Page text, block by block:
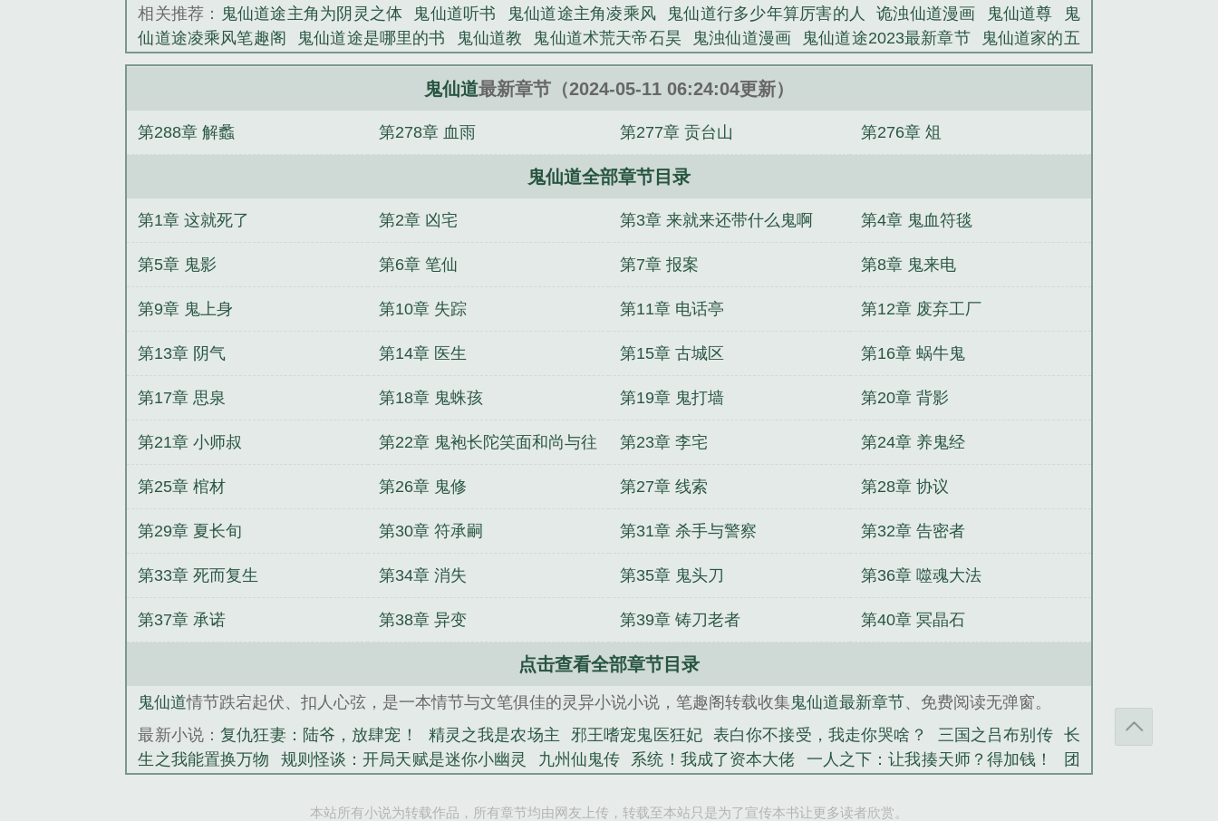
相关推荐： 鬼仙道途主角为阴灵之体 鬼仙道听书 鬼仙道途主角凌乘风 鬼仙道行多少年算厉害的人 诡浊仙道漫画 鬼仙道尊
鬼
仙道途凌乘风笔趣阁
鬼仙道途是哪里的书 鬼仙道教 鬼仙道术荒天帝石昊 鬼浊仙道漫画 鬼仙道途2023最新章节
鬼仙道家的五
仙体系 鬼仙道途沙雕动画 鬼仙道人 鬼仙道途主角为凌 鬼仙道途动画 鬼仙道行等级划分详细及内容介绍 而未脱肉身 鬼仙道途
鬼仙道途动漫全集 鬼仙道途凌乘风 鬼仙道成 鬼仙道途 主角凌乘枫
幽灵 表白你不接受，我走你哭啥？ 云轩柳芊芊 诡界大老板 师弟，求你，弄死我！ 复仇狂妻：陆爷，放肆宠！
港片：刚成坐馆，手下全是卧底？
鬼仙道最新章节（2024-05-11 06:24:04更新）
第288章 解蠡 第278章 血雨 第277章 贡台山 第276章 俎
鬼仙道全部章节目录
第1章 这就死了 第2章 凶宅 第3章 来就来还带什么鬼啊 第4章 鬼血符毯
第5章 鬼影 第6章 笔仙 第7章 报案 第8章 鬼来电
第9章 鬼上身 第10章 失踪 第11章 电话亭 第12章 废弃工厂
第13章 阴气 第14章 医生 第15章 古城区 第16章 蜗牛鬼
第17章 思泉 第18章 鬼蛛孩 第19章 鬼打墙 第20章 背影
第21章 小师叔 第22章 鬼袍长陀笑面和尚与往
生子
第23章 李宅 第24章 养鬼经
第25章 棺材 第26章 鬼修 第27章 线索 第28章 协议
第29章 夏长旬 第30章 符承嗣 第31章 杀手与警察 第32章 告密者
第33章 死而复生 第34章 消失 第35章 鬼头刀 第36章 噬魂大法
第37章 承诺 第38章 异变 第39章 铸刀老者 第40章 冥晶石
点击查看全部章节目录
鬼仙道情节跌宕起伏、扣人心弦，是一本情节与文笔俱佳的灵异小说小说，笔趣阁转载收集 鬼仙道最新章节、免费阅读无弹窗。
最新小说：复仇狂妻：陆爷，放肆宠！ 精灵之我是农场主 邪王嗜宠鬼医狂妃 表白你不接受，我走你哭啥？ 三国之吕布别传
长
生之我能置换万物
规则怪谈：开局天赋是迷你小幽灵 九州仙鬼传 系统！我成了资本大佬 一人之下：让我揍天师？得加钱！
团
掌上明珠 云轩柳芊芊 港片：刚成坐馆，手下全是卧底？
本站所有小说为转载作品，所有章节均由网友上传，转载至本站只是为了宣传本书让更多读者欣赏。